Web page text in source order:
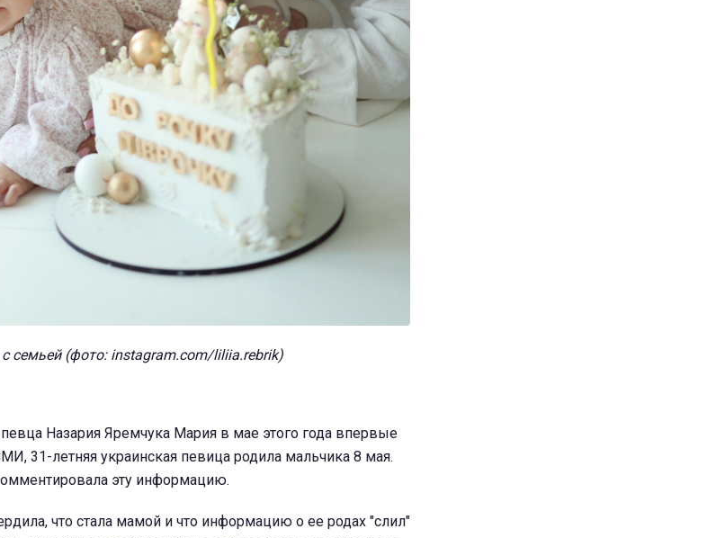
семьей (фото: instagram.com/liliia.rebrik)
Назария Яремчука Мария в мае этого года впервые
31-летняя украинская певица родила мальчика 8 мая.
эту информацию.
что стала мамой и что информацию о ее родах "слил"